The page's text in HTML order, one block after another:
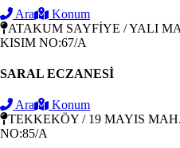
Ara
Konum
ATAKUM SAYFİYE / YALI
KISIM NO:67/A
SARAL ECZANESİ
Ara
Konum
TEKKEKÖY / 19 MAYIS
NO:85/A